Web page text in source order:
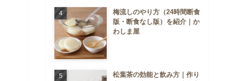
梅流しのやり方（24時間断食
版・断食なし版）を紹介｜か
わしま屋
松葉茶の効能と飲み方｜作り